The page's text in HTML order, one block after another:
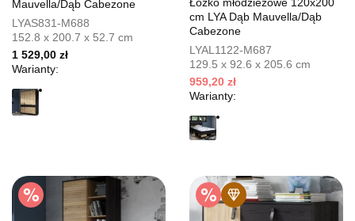
Mauvella/Dąb Cabezone
LYAS831-M688
152.8 x 200.7 x 52.7 cm
1 529,00 zł
Warianty:
cm LYA Dąb Mauvella/Dąb
Cabezone
LYAL1122-M687
129.5 x 92.6 x 205.6 cm
959,20 zł
Warianty: